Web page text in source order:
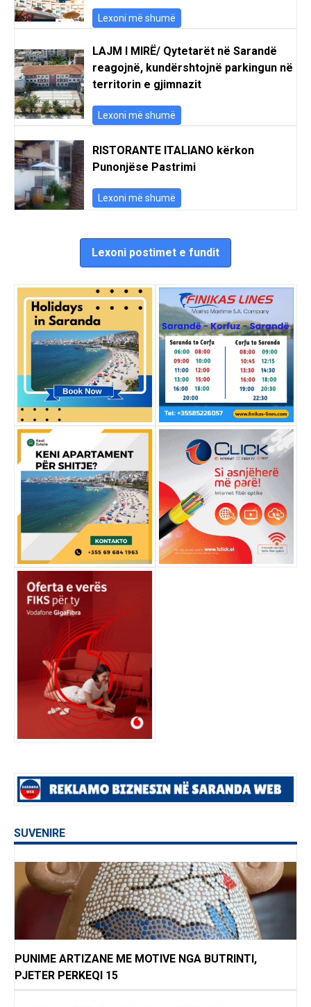
Lexoni më shumë
LAJM I MIRË/ Qytetarët në Sarandë
reagojnë, kundërshtojnë parkingun në
territorin e gjimnazit
Lexoni më shumë
RISTORANTE ITALIANO kërkon
Punonjëse Pastrimi
Lexoni më shumë
Lexoni postimet e fundit
SUVENIRE
PUNIME ARTIZANE ME MOTIVE NGA BUTRINTI,
PJETER PERKEQI 15